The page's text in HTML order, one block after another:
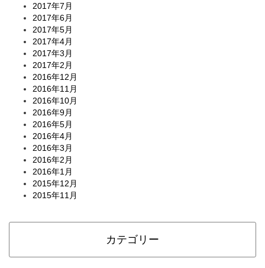
2017年7月
2017年6月
2017年5月
2017年4月
2017年3月
2017年2月
2016年12月
2016年11月
2016年10月
2016年9月
2016年5月
2016年4月
2016年3月
2016年2月
2016年1月
2015年12月
2015年11月
カテゴリー